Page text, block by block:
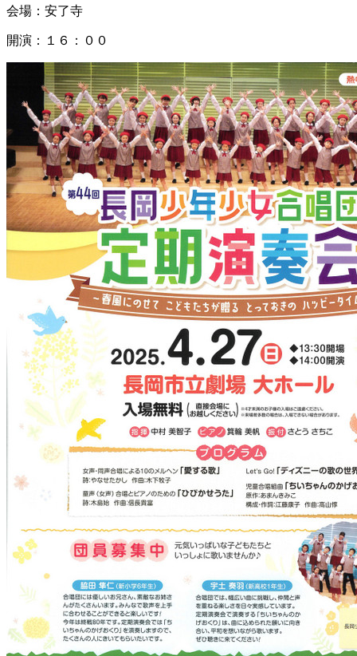
会場：安了寺
開演：１６：００